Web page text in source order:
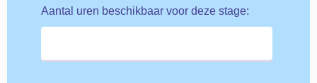
Aantal uren beschikbaar voor deze stage: